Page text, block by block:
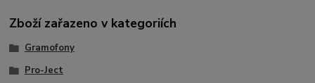
Zboží zařazeno v kategoriích
Gramofony
Pro-Ject